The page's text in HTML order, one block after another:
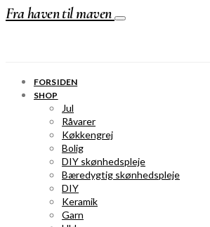
Fra haven til maven
FORSIDEN
SHOP
Jul
Råvarer
Køkkengrej
Bolig
DIY skønhedspleje
Bæredygtig skønhedspleje
DIY
Keramik
Garn